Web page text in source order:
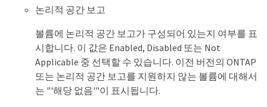
논리적 공간 보고
볼륨에 논리적 공간 보고가 구성되어 있는지 여부를 표
시합니다. 이 값은 Enabled, Disabled 또는 Not
Applicable 중 선택할 수 있습니다. 이전 버전의 ONTAP
또는 논리적 공간 보고를 지원하지 않는 볼륨에 대해서
는 "'해당 없음'"이 표시됩니다.